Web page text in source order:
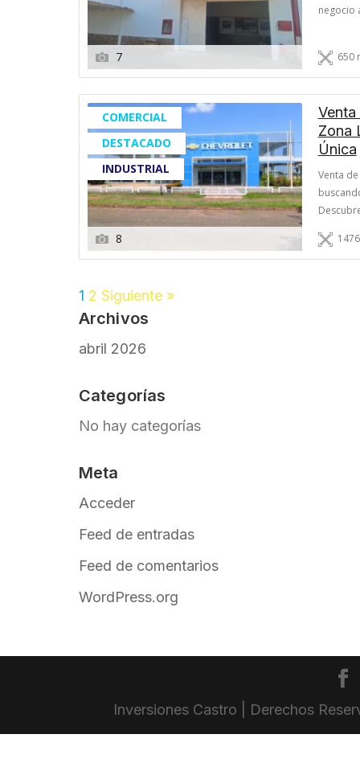
7
negocio
650
COMERCIAL
DESTACADO
INDUSTRIAL
8
Zona
Única
Venta
visión
1 2 Siguiente »
Archivos
abril 2026
Categorías
No hay categorías
Meta
Acceder
Feed de entradas
Feed de comentarios
WordPress.org
Inversiones Castro | Derechos